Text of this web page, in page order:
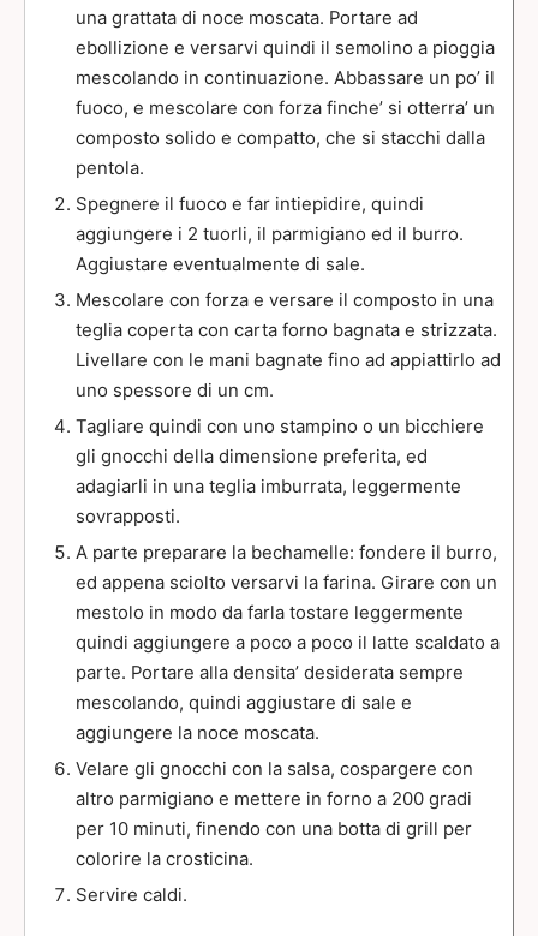
una grattata di noce moscata. Portare ad
ebollizione e versarvi quindi il semolino a pioggia
mescolando in continuazione. Abbassare un po’ il
fuoco, e mescolare con forza finche’ si otterra’ un
composto solido e compatto, che si stacchi dalla
pentola.
Spegnere il fuoco e far intiepidire, quindi
aggiungere i 2 tuorli, il parmigiano ed il burro.
Aggiustare eventualmente di sale.
Mescolare con forza e versare il composto in una
teglia coperta con carta forno bagnata e strizzata.
Livellare con le mani bagnate fino ad appiattirlo ad
uno spessore di un cm.
Tagliare quindi con uno stampino o un bicchiere
gli gnocchi della dimensione preferita, ed
adagiarli in una teglia imburrata, leggermente
sovrapposti.
A parte preparare la bechamelle: fondere il burro,
ed appena sciolto versarvi la farina. Girare con un
mestolo in modo da farla tostare leggermente
quindi aggiungere a poco a poco il latte scaldato a
parte. Portare alla densita’ desiderata sempre
mescolando, quindi aggiustare di sale e
aggiungere la noce moscata.
Velare gli gnocchi con la salsa, cospargere con
altro parmigiano e mettere in forno a 200 gradi
per 10 minuti, finendo con una botta di grill per
colorire la crosticina.
Servire caldi.